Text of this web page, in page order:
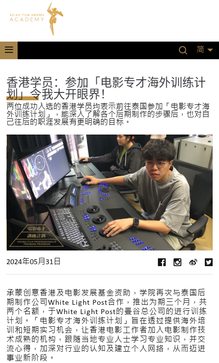
简
香港学员：参加「电影专才海外训练计
划」令我大开眼界！
两位成功入选的香港学员均表示前往泰国参加「电影专才海
外训练计划」，能深入了解各个后期制作的步骤后，也对自
己往后的职涯发展有更明确的目标。
2024年05月31日
承蒙创意香港及电影发展基金资助，学院再次与泰国后
期制作公司White Light Post合作，推出为期三个月，共
两个名额，于White Light Post的曼谷总公司的进行训练
计划。「电影专才海外训练计划」旨在透过提供海外培
训和短期实习机会，让香港电影工作者加入电影制作技
术成熟的机构，跟随当地专业人士学习专业知识，并交
流心得，加深对行业的认知及建立个人网络，从而迈进
事业新阶段。